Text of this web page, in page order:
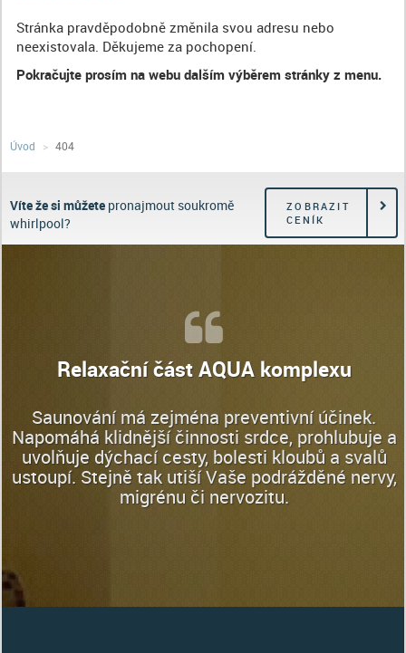
Stránka pravděpodobně změnila svou adresu nebo
neexistovala. Děkujeme za pochopení.
Pokračujte prosím na webu dalším výběrem stránky z menu.
Úvod 404
Víte že si můžetepronajmout soukromě
whirlpool?
ZOBRAZIT
CENÍK
Relaxační část AQUA komplexu
Saunování má zejména preventivní účinek.
Napomáhá klidnější činnosti srdce, prohlubuje a
uvolňuje dýchací cesty, bolesti kloubů a svalů
ustoupí. Stejně tak utiší Vaše podrážděné nervy,
migrénu či nervozitu.